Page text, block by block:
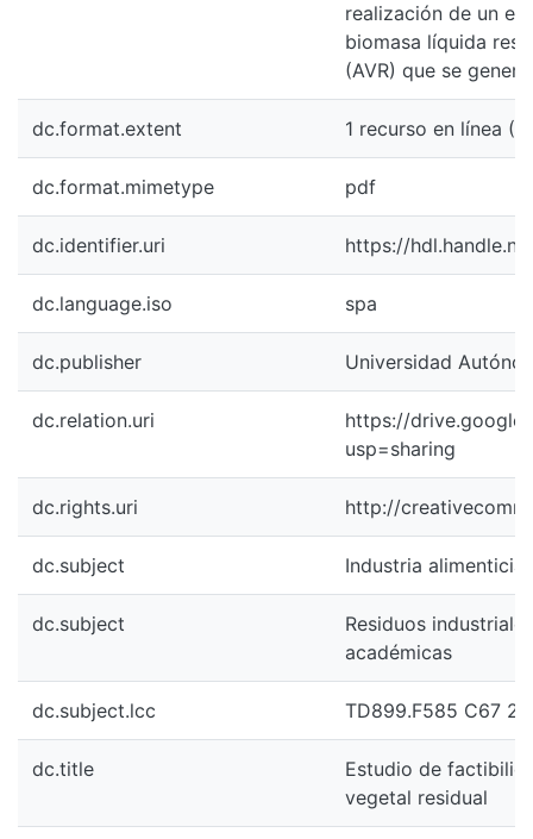
realización de un
biomasa líquida
(AVR) que se
dc.format.extent 1 recurso en línea
dc.format.mimetype pdf
dc.identifier.uri https://
dc.language.iso spa
dc.publisher Universidad
dc.relation.uri
https://
usp=sharing
dc.rights.uri http://
dc.subject Industria alimenticia
dc.subject
Residuos
académicas
dc.subject.lcc TD899.F585 C67
dc.title
Estudio de
vegetal residual